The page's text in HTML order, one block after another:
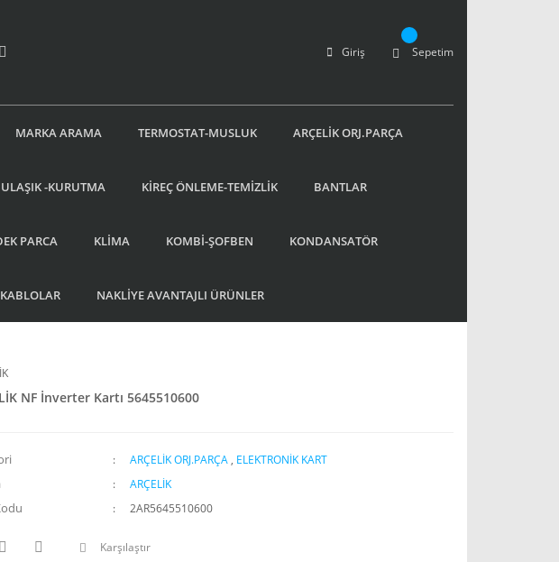
Giriş Sepetim
MARKA ARAMA TERMOSTAT-MUSLUK ARÇELİK ORJ.PARÇA
-KURUTMA KİREÇ ÖNLEME-TEMİZLİK BANTLAR
PARCA KLİMA KOMBİ-ŞOFBEN KONDANSATÖR
NAKLİYE AVANTAJLI ÜRÜNLER
NF İnverter Kartı 5645510600
ARÇELİK ORJ.PARÇA , ELEKTRONİK KART
ARÇELİK
2AR5645510600
Karşılaştır